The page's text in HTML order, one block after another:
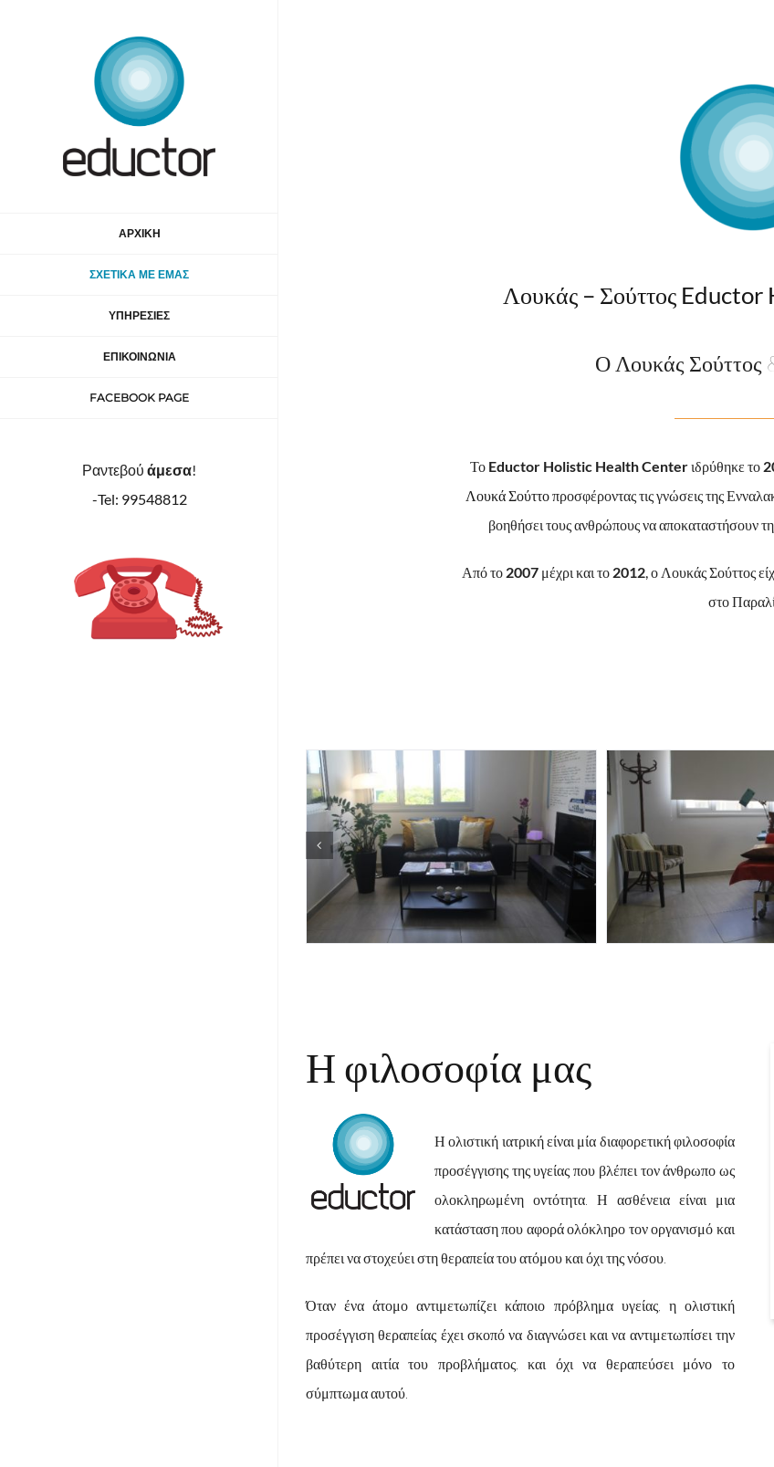
ΑΡΧΙΚΗ
ΣΧΕΤΙΚΑ ΜΕ ΕΜΑΣ
ΥΠΗΡΕΣΙΕΣ
ΕΠΙΚΟΙΝΩΝΙΑ
FACEBOOK PAGE
Ραντεβού άμεσα!
-Tel: 99548812
Λουκάς – Σούττος
Ο Λουκάς Σούττος
Το Eductor Holistic Health Centerιδρύθηκε το
Λουκά Σούττοπροσφέροντας τις γνώσεις της
βοηθήσει τους ανθρώπους να αποκαταστήσουν
Από το 2007μέχρι και το 2012, ο Λουκάς Σούττος
στο
Η φιλοσοφία μας
Η ολιστική ιατρική είναι μία διαφορετικήφιλοσοφία
προσέγγισης της υγείαςπου βλέπει τον άνθρωπο ως
ολοκληρωμένη οντότητα. Η ασθένεια είναι μια
κατάσταση που αφορά ολόκληρο τον οργανισμό και
πρέπει να στοχεύει στη θεραπεία του ατόμου και όχι της νόσου.
Όταν ένα άτομο αντιμετωπίζει κάποιο πρόβλημα υγείας, η ολιστική
προσέγγιση θεραπείας έχει σκοπό να διαγνώσει και να αντιμετωπίσει την
βαθύτερη αιτία του προβλήματος, και όχι να θεραπεύσει μόνο το
σύμπτωμα αυτού.